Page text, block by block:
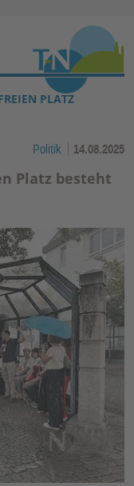
↓
PLATZ
Politik 14.08.2025
Platz besteht